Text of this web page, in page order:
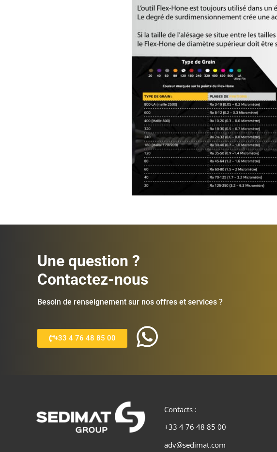
Une question ?
Contactez-nous
Besoin de renseignement sur nos offres et services ?
+33 4 76 48 85 00
Contacts :
+33 4 76 48 85 00
adv@sedimat.com